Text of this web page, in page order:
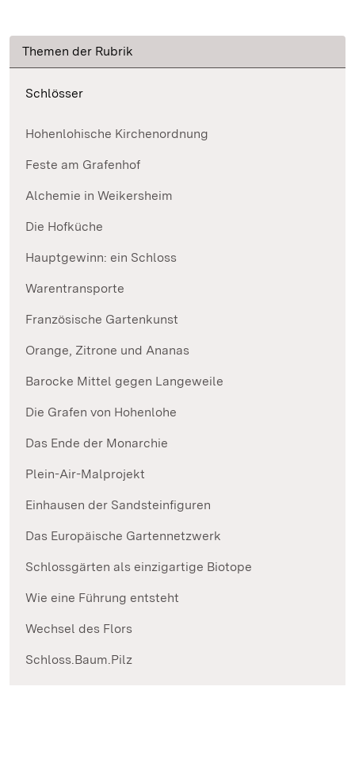
Themen der Rubrik
Schlösser
Hohenlohische Kirchenordnung
Feste am Grafenhof
Alchemie in Weikersheim
Die Hofküche
Hauptgewinn: ein Schloss
Warentransporte
Französische Gartenkunst
Orange, Zitrone und Ananas
Barocke Mittel gegen Langeweile
Die Grafen von Hohenlohe
Das Ende der Monarchie
Plein-Air-Malprojekt
Einhausen der Sandsteinfiguren
Das Europäische Gartennetzwerk
Schlossgärten als einzigartige Biotope
Wie eine Führung entsteht
Wechsel des Flors
Schloss.Baum.Pilz